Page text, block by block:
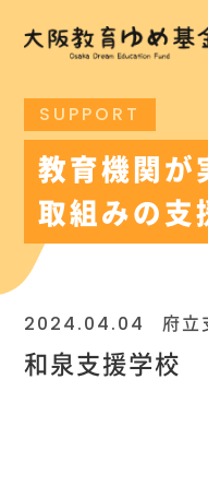
SUPPORT
教育機関が
取組みの支
2024.04.04 府立
和泉支援学校